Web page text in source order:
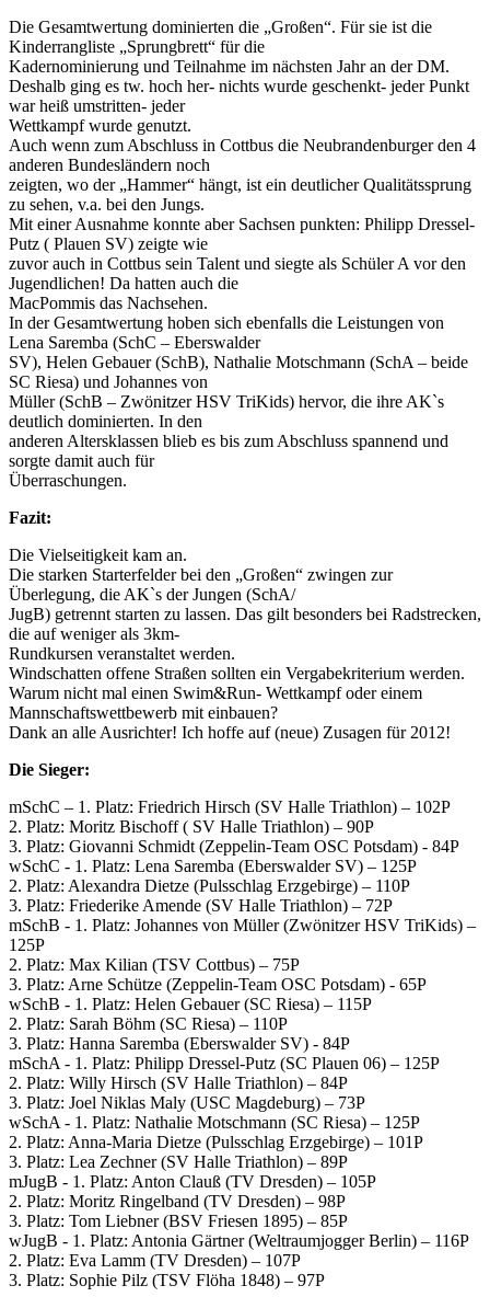
Die Gesamtwertung dominierten die „Großen“. Für sie ist die
Kinderrangliste „Sprungbrett“ für die
Kadernominierung und Teilnahme im nächsten Jahr an der DM.
Deshalb ging es tw. hoch her- nichts wurde geschenkt- jeder Punkt
war heiß umstritten- jeder
Wettkampf wurde genutzt.
Auch wenn zum Abschluss in Cottbus die Neubrandenburger den 4
anderen Bundesländern noch
zeigten, wo der „Hammer“ hängt, ist ein deutlicher Qualitätssprung
zu sehen, v.a. bei den Jungs.
Mit einer Ausnahme konnte aber Sachsen punkten: Philipp Dressel-
Putz ( Plauen SV) zeigte wie
zuvor auch in Cottbus sein Talent und siegte als Schüler A vor den
Jugendlichen! Da hatten auch die
MacPommis das Nachsehen.
In der Gesamtwertung hoben sich ebenfalls die Leistungen von
Lena Saremba (SchC – Eberswalder
SV), Helen Gebauer (SchB), Nathalie Motschmann (SchA – beide
SC Riesa) und Johannes von
Müller (SchB – Zwönitzer HSV TriKids) hervor, die ihre AK`s
deutlich dominierten. In den
anderen Altersklassen blieb es bis zum Abschluss spannend und
sorgte damit auch für
Überraschungen.
Fazit:
Die Vielseitigkeit kam an.
Die starken Starterfelder bei den „Großen“ zwingen zur
Überlegung, die AK`s der Jungen (SchA/
JugB) getrennt starten zu lassen. Das gilt besonders bei Radstrecken,
die auf weniger als 3km-
Rundkursen veranstaltet werden.
Windschatten offene Straßen sollten ein Vergabekriterium werden.
Warum nicht mal einen Swim&Run- Wettkampf oder einem
Mannschaftswettbewerb mit einbauen?
Dank an alle Ausrichter! Ich hoffe auf (neue) Zusagen für 2012!
Die Sieger:
mSchC – 1. Platz: Friedrich Hirsch (SV Halle Triathlon) – 102P
2. Platz: Moritz Bischoff ( SV Halle Triathlon) – 90P
3. Platz: Giovanni Schmidt (Zeppelin-Team OSC Potsdam) - 84P
wSchC - 1. Platz: Lena Saremba (Eberswalder SV) – 125P
2. Platz: Alexandra Dietze (Pulsschlag Erzgebirge) – 110P
3. Platz: Friederike Amende (SV Halle Triathlon) – 72P
mSchB - 1. Platz: Johannes von Müller (Zwönitzer HSV TriKids) –
125P
2. Platz: Max Kilian (TSV Cottbus) – 75P
3. Platz: Arne Schütze (Zeppelin-Team OSC Potsdam) - 65P
wSchB - 1. Platz: Helen Gebauer (SC Riesa) – 115P
2. Platz: Sarah Böhm (SC Riesa) – 110P
3. Platz: Hanna Saremba (Eberswalder SV) - 84P
mSchA - 1. Platz: Philipp Dressel-Putz (SC Plauen 06) – 125P
2. Platz: Willy Hirsch (SV Halle Triathlon) – 84P
3. Platz: Joel Niklas Maly (USC Magdeburg) – 73P
wSchA - 1. Platz: Nathalie Motschmann (SC Riesa) – 125P
2. Platz: Anna-Maria Dietze (Pulsschlag Erzgebirge) – 101P
3. Platz: Lea Zechner (SV Halle Triathlon) – 89P
mJugB - 1. Platz: Anton Clauß (TV Dresden) – 105P
2. Platz: Moritz Ringelband (TV Dresden) – 98P
3. Platz: Tom Liebner (BSV Friesen 1895) – 85P
wJugB - 1. Platz: Antonia Gärtner (Weltraumjogger Berlin) – 116P
2. Platz: Eva Lamm (TV Dresden) – 107P
3. Platz: Sophie Pilz (TSV Flöha 1848) – 97P